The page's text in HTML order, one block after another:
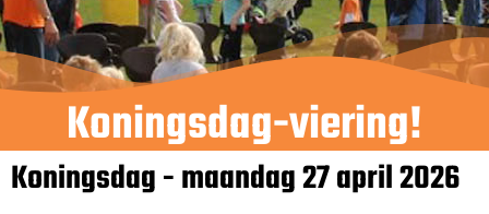
Koningsdag-viering!
Koningsdag - maandag 27 april 2026